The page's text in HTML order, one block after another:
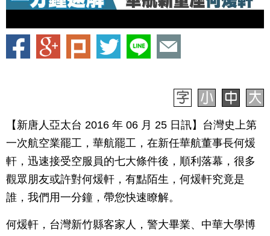
【新唐人亞太台 2016 年 06 月 25 日訊】台灣史上第
一次航空業罷工，華航罷工，在新任華航董事長何煖
軒，迅速接受空服員的七大條件後，順利落幕，很多
觀眾朋友或許對何煖軒，有點陌生，何煖軒究竟是
誰，我們用一分鐘，帶您快速瞭解。
何煖軒，台灣新竹縣客家人，警大畢業、中華大學博